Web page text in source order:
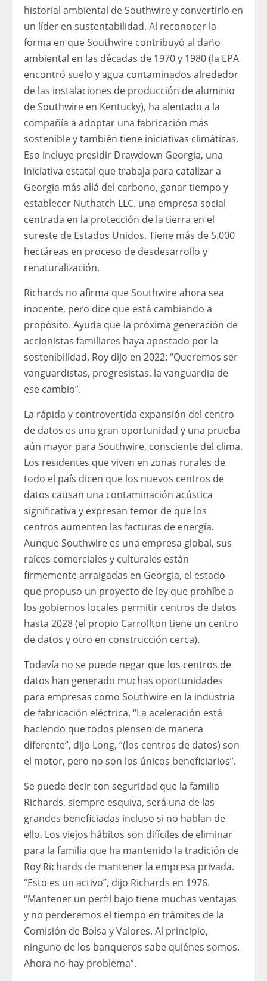
historial ambiental de Southwire y convertirlo en
un líder en sustentabilidad. Al reconocer la
forma en que Southwire contribuyó al daño
ambiental en las décadas de 1970 y 1980 (la EPA
encontró suelo y agua contaminados alrededor
de las instalaciones de producción de aluminio
de Southwire en Kentucky), ha alentado a la
compañía a adoptar una fabricación más
sostenible y también tiene iniciativas climáticas.
Eso incluye presidir Drawdown Georgia, una
iniciativa estatal que trabaja para catalizar a
Georgia más allá del carbono, ganar tiempo y
establecer Nuthatch LLC. una empresa social
centrada en la protección de la tierra en el
sureste de Estados Unidos. Tiene más de 5.000
hectáreas en proceso de desdesarrollo y
renaturalización.
Richards no afirma que Southwire ahora sea
inocente, pero dice que está cambiando a
propósito. Ayuda que la próxima generación de
accionistas familiares haya apostado por la
sostenibilidad. Roy dijo en 2022: “Queremos ser
vanguardistas, progresistas, la vanguardia de
ese cambio”.
La rápida y controvertida expansión del centro
de datos es una gran oportunidad y una prueba
aún mayor para Southwire, consciente del clima.
Los residentes que viven en zonas rurales de
todo el país dicen que los nuevos centros de
datos causan una contaminación acústica
significativa y expresan temor de que los
centros aumenten las facturas de energía.
Aunque Southwire es una empresa global, sus
raíces comerciales y culturales están
firmemente arraigadas en Georgia, el estado
que propuso un proyecto de ley que prohíbe a
los gobiernos locales permitir centros de datos
hasta 2028 (el propio Carrollton tiene un centro
de datos y otro en construcción cerca).
Todavía no se puede negar que los centros de
datos han generado muchas oportunidades
para empresas como Southwire en la industria
de fabricación eléctrica. “La aceleración está
haciendo que todos piensen de manera
diferente”, dijo Long, “(los centros de datos) son
el motor, pero no son los únicos beneficiarios”.
Se puede decir con seguridad que la familia
Richards, siempre esquiva, será una de las
grandes beneficiadas incluso si no hablan de
ello. Los viejos hábitos son difíciles de eliminar
para la familia que ha mantenido la tradición de
Roy Richards de mantener la empresa privada.
“Esto es un activo”, dijo Richards en 1976.
“Mantener un perfil bajo tiene muchas ventajas
y no perderemos el tiempo en trámites de la
Comisión de Bolsa y Valores. Al principio,
ninguno de los banqueros sabe quiénes somos.
Ahora no hay problema”.